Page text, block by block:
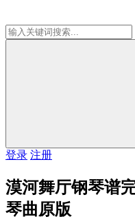
登录 注册
漠河舞厅钢琴谱
琴曲原版